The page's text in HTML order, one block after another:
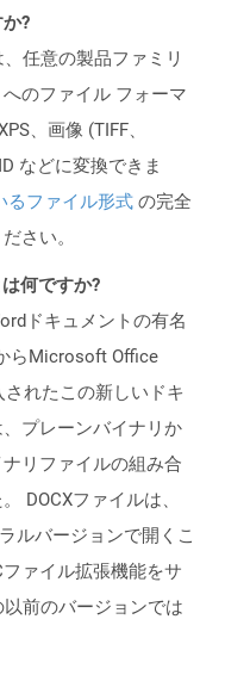
?
任意の製品ファミリ
のファイル フォーマ
、画像 (TIFF、
などに変換できま
るファイル形式 の完全
さい。
何ですか?
ドキュメントの有名
らMicrosoft Office
れたこの新しいドキ
プレーンバイナリか
リファイルの組み合
DOCXファイルは、
ルバージョンで開くこ
ァイル拡張機能をサ
前のバージョンでは